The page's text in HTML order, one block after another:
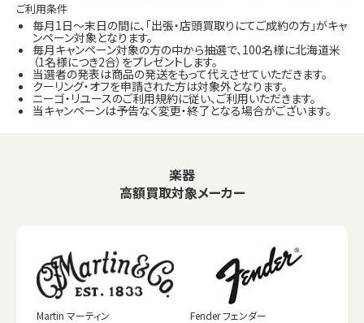
ご利用条件
毎月1日～末日の間に、「出張・店頭買取りにてご成約の方」がキャ
ンペーン対象となります。
毎月キャンペーン対象の方の中から抽選で、100名様に北海道米
（1名様につき2合）をプレゼントします。
当選者の発表は商品の発送をもって代えさせていただきます。
クーリング・オフを申請された方は対象外となります。
ニーゴ・リユースのご利用規約に従い、ご利用いただきます。
当キャンペーンは予告なく変更・終了となる場合がございます。
楽器
高額買取対象メーカー
Martin マーティン Fender フェンダー